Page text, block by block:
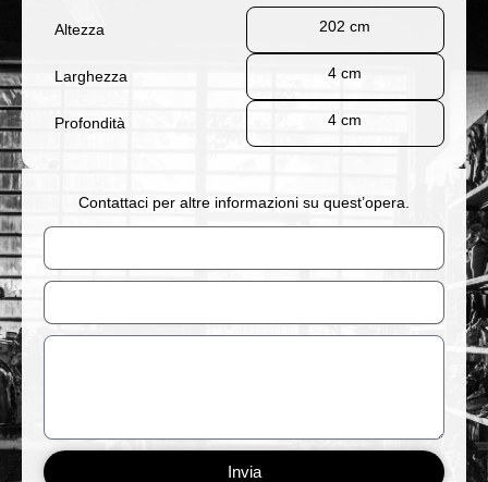
Altezza 202 cm
Larghezza 4 cm
Profondità 4 cm
Contattaci per altre informazioni su quest’opera.
Nome
Email
Messaggio
Invia